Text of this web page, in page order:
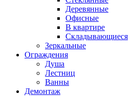
Деревянные
Офисные
В квартире
Складывающиеся
Зеркальные
Ограждения
Душа
Лестниц
Ванны
Демонтаж